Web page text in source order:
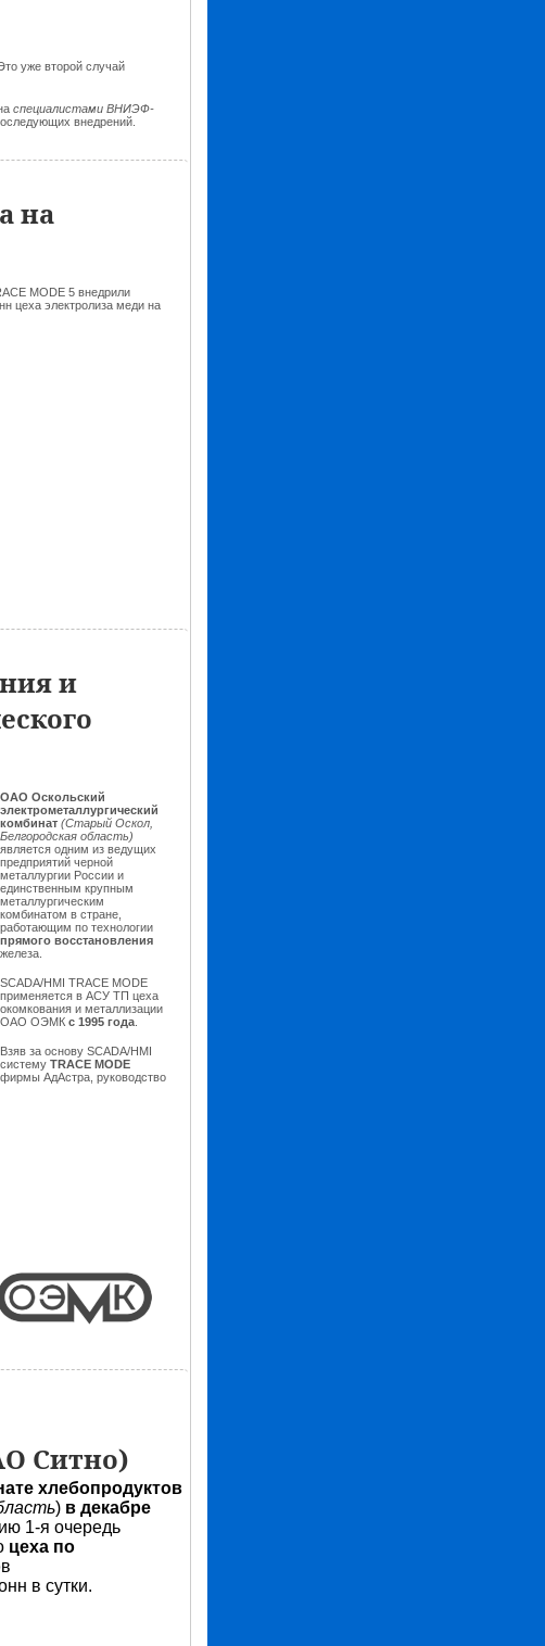
уже второй случай
специалистами ВНИЭФ-
внедрений.
на
MODE 5 внедрили
цеха электролиза меди на
и
ОАО Оскольский
электрометаллургический
комбинат (Старый Оскол,
Белгородская область)
является одним из ведущих
предприятий черной
металлургии России и
единственным крупным
металлургическим
комбинатом в стране,
работающим по технологии
прямого восстановления
железа.
SCADA/HMI TRACE MODE
применяется в АСУ ТП цеха
окомкования и металлизации
ОАО ОЭМК с 1995 года
Взяв за основу SCADA/HMI
систему TRACE MODE
фирмы АдАстра, руководство
Ситно)
хлебопродуктов
) в декабре
1-я очередь
цеха по
в
в сутки.